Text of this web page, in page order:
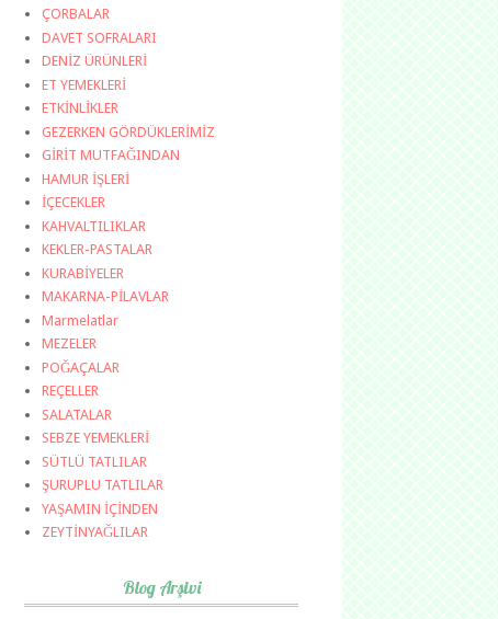
ÇORBALAR
DAVET SOFRALARI
DENİZ ÜRÜNLERİ
ET YEMEKLERİ
ETKİNLİKLER
GEZERKEN GÖRDÜKLERİMİZ
GİRİT MUTFAĞINDAN
HAMUR İŞLERİ
İÇECEKLER
KAHVALTILIKLAR
KEKLER-PASTALAR
KURABİYELER
MAKARNA-PİLAVLAR
Marmelatlar
MEZELER
POĞAÇALAR
REÇELLER
SALATALAR
SEBZE YEMEKLERİ
SÜTLÜ TATLILAR
ŞURUPLU TATLILAR
YAŞAMIN İÇİNDEN
ZEYTİNYAĞLILAR
Blog Arşivi